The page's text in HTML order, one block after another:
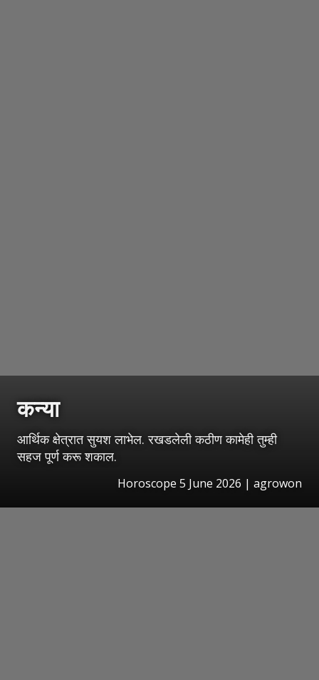
कन्या
आर्थिक क्षेत्रात सुयश लाभेल. रखडलेली कठीण कामेही तुम्ही
सहज पूर्ण करू शकाल.
Horoscope 5 June 2026 | agrowon